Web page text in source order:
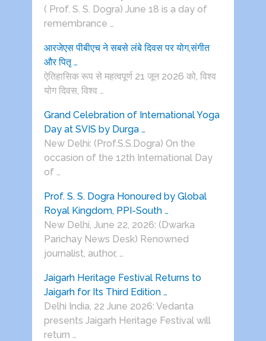
( Prof. S. S. Dogra) June 18 is a day of
remembrance …
आरजेएस पीबीएच ने सबसे लंबे दिवस पर योग,संगीत
और पितृ …
ऐतिहासिक रूप से महत्वपूर्ण 21 जून 2026 को, विश्व
योग दिवस, विश्व …
Grand Celebration of International Yoga
Day at SVIS by Durga …
New Delhi: (Prof.S.S.Dogra) On the
occasion of the 12th International Day
of …
Prof. S. S. Dogra Honoured by Global
Royal Kingdom, PPI-South …
New Delhi, June 22, 2026: (Dwarka
Parichay News Desk) Renowned
journalist, author, …
Jaigarh Heritage Festival Returns to
Jaigarh for Its Third Edition …
Delhi India, 22 June 2026: Vedanta
presents Jaigarh Heritage Festival will
return …